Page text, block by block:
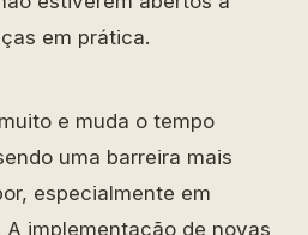
em prática.
e muda o tempo
uma barreira mais
especialmente em
implementação de novas